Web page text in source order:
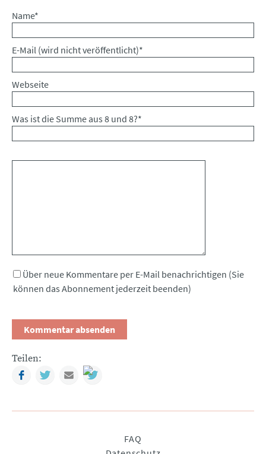
Pflichtfeld
Name*
Pflichtfeld
E-Mail (wird nicht veröffentlicht)*
Webseite
Was ist die Summe aus 8 und 8?*
Über neue Kommentare per E-Mail benachrichtigen (Sie
können das Abonnement jederzeit beenden)
Teilen:
FacebookTwitterMail
FAQ